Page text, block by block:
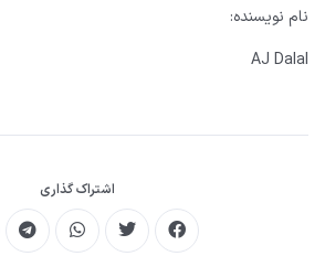
نام نویسنده:
AJ Dalal
اشتراک گذاری